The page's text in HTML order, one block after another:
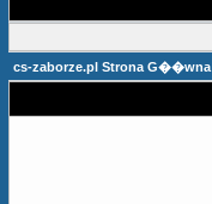
cs-zaborze.pl Strona G��wna